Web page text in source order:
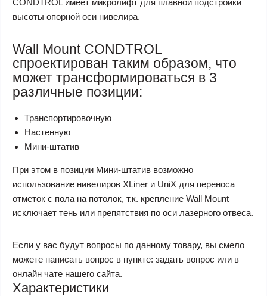
CONDTROL имеет микролифт для плавной подстройки
высоты опорной оси нивелира.
Wall Mount CONDTROL
спроектирован таким образом, что
может трансформироваться в 3
различные позиции:
Транспортировочную
Настенную
Мини-штатив
При этом в позиции Мини-штатив возможно
использование нивелиров XLiner и UniX для переноса
отметок с пола на потолок, т.к. крепление Wall Mount
исключает тень или препятствия по оси лазерного отвеса.
Если у вас будут вопросы по данному товару, вы смело
можете написать вопрос в пункте: задать вопрос или в
онлайн чате нашего сайта.
Характеристики